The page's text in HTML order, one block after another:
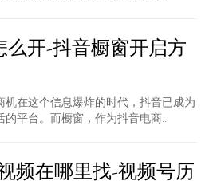
么开-抖音橱窗开启方
机在这个信息爆炸的时代，抖音已成为
平台。而橱窗，作为抖音电商...
频在哪里找-视频号历